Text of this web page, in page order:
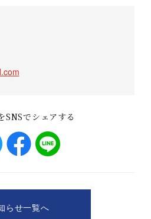
SNSでシェアする
らせ一覧へ